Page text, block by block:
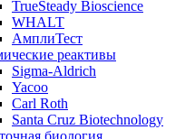
TrueSteady Bioscience
WHALT
АмплиТест
реактивы
Sigma-Aldrich
Yacoo
Carl Roth
Santa Cruz Biotechnology
биология